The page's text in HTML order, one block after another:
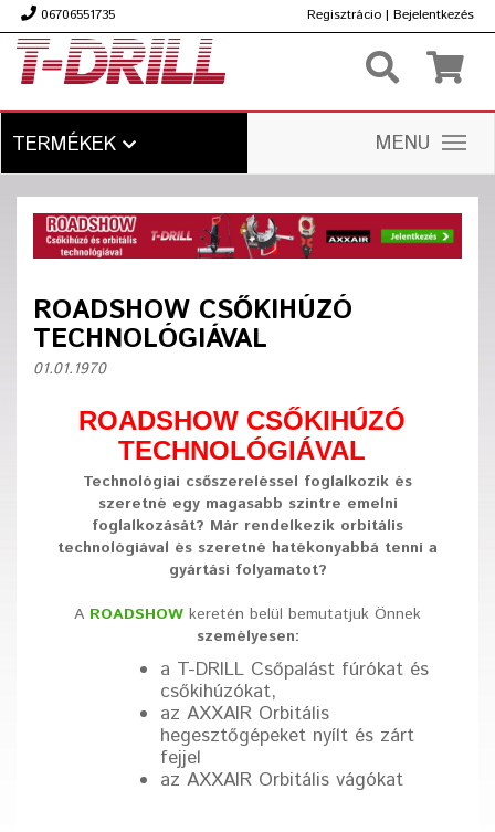
06706551735 Regisztrácio | Bejelentkezés
TERMÉKEK MENU
ROADSHOW CSŐKIHÚZÓ
TECHNOLÓGIÁVAL
01.01.1970
ROADSHOW CSŐKIHÚZÓ
TECHNOLÓGIÁVAL
Technológiai csőszereléssel foglalkozik és
szeretné egy magasabb szintre emelni
foglalkozását? Már rendelkezik orbitális
technológiával és szeretné hatékonyabbá tenni a
gyártási folyamatot?
A ROADSHOW keretén belül bemutatjuk Önnek
személyesen:
a T-DRILL Csőpalást fúrókat és
csőkihúzókat,
az AXXAIR Orbitális
hegesztőgépeket nyílt és zárt
fejjel
az AXXAIR Orbitális vágókat